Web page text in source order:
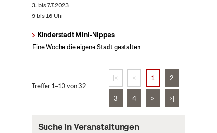
3. bis7.7.2023
9 bis 16 Uhr
Kinderstadt Mini-Nippes
Eine Woche die eigene Stadt gestalten
Treffer 1–10 von 32
|< < 1 2
3 4 > >|
Suche in Veranstaltungen